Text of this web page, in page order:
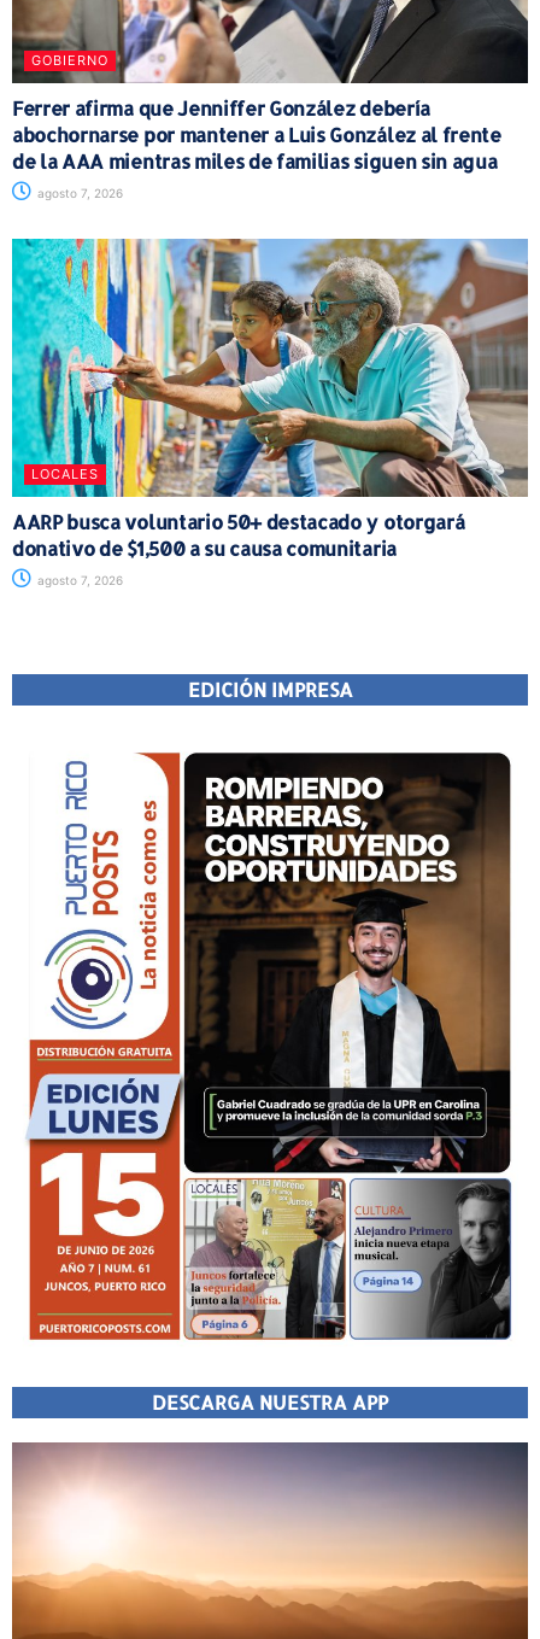
GOBIERNO
Ferrer afirma que Jenniffer González debería
abochornarse por mantener a Luis González al frente
de la AAA mientras miles de familias siguen sin agua
agosto 7, 2026
LOCALES
AARP busca voluntario 50+ destacado y otorgará
donativo de $1,500 a su causa comunitaria
agosto 7, 2026
EDICIÓN IMPRESA
DESCARGA NUESTRA APP